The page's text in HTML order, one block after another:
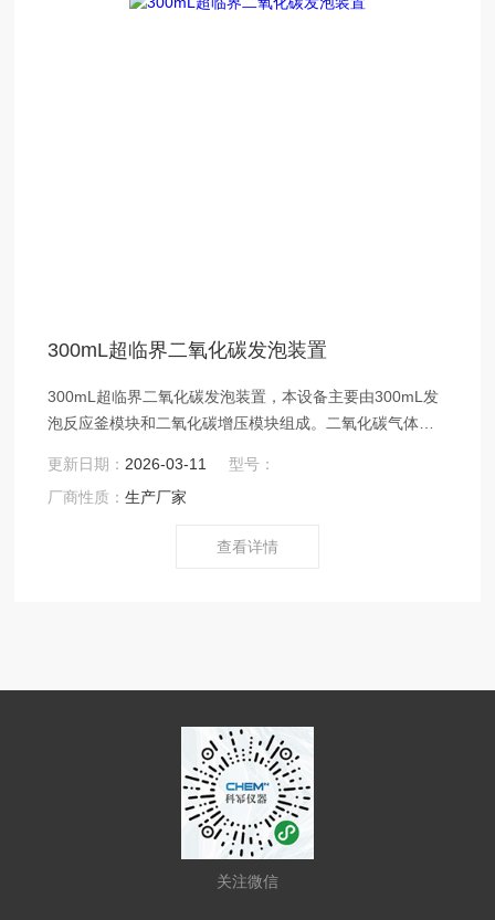
300mL超临界二氧化碳发泡装置
300mL超临界二氧化碳发泡装置，本设备主要由300mL发
泡反应釜模块和二氧化碳增压模块组成。二氧化碳气体增
释放，最终制得发泡材料。
更新日期： 2026-03-11
型号：
厂商性质：生产厂家
查看详情
关注微信